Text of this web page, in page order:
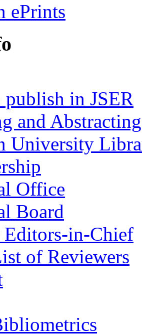
ePrints
in JSER
and Abstracting
University
Office
Board
Editors-in-Chief
of Reviewers